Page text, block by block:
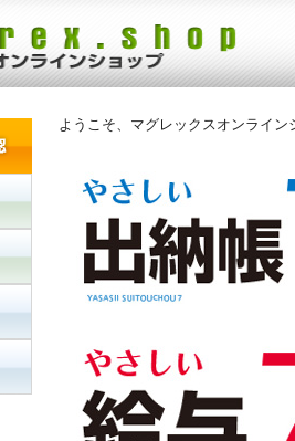
ようこそ、マグレックスオンライン